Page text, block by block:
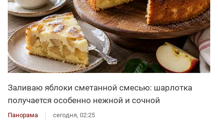
Заливаю яблоки сметанной смесью: шарлотка
получается особенно нежной и сочной
Панорама сегодня, 02:25